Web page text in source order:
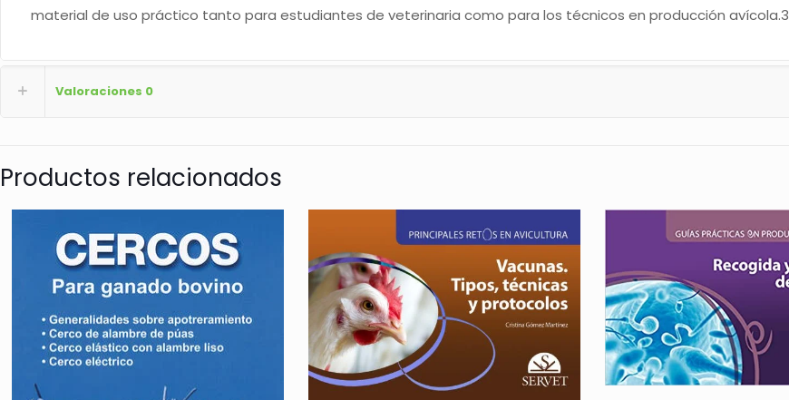
material de uso práctico tanto para estudiantes de veterinaria como para los técnicos en producción avícola.3
Valoraciones 0
Productos relacionados